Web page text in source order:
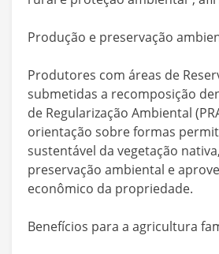
Produção e preservação
Produtores com áreas de
submetidas a recomposição
de Regularização Ambiental
orientação sobre formas
sustentável da vegetação
preservação ambiental e
econômico da propriedade.
Benefícios para a agricultura